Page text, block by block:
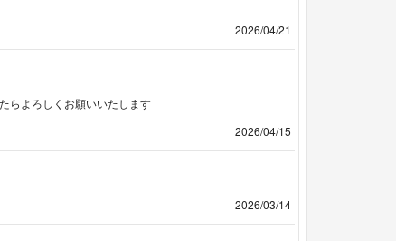
2026/04/21
らよろしくお願いいたします
2026/04/15
2026/03/14